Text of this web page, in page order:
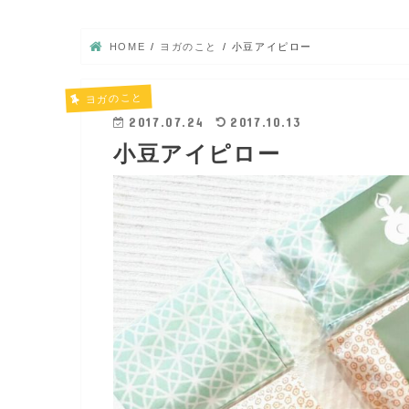
HOME ヨガのこと 小豆アイピロー
ヨガのこと
2017.07.24 2017.10.13
小豆アイピロー